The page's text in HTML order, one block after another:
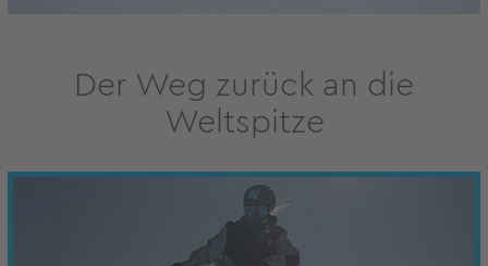
Der Weg zurück an die
Weltspitze